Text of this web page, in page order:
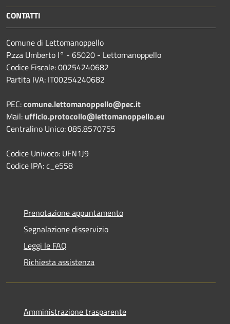
CONTATTI
Comune di Lettomanoppello
P.zza Umberto I° - 65020 - Lettomanoppello
Codice Fiscale: 00254240682
Partita IVA: IT00254240682
PEC:comune.lettomanoppello@pec.it
Mail: ufficio.protocollo@lettomanoppello.eu
Centralino Unico: 085.8570755
Codice Univoco: UFN1J9
Codice IPA: c_e558
Prenotazione appuntamento
Segnalazione disservizio
Leggi le FAQ
Richiesta assistenza
Amministrazione trasparente